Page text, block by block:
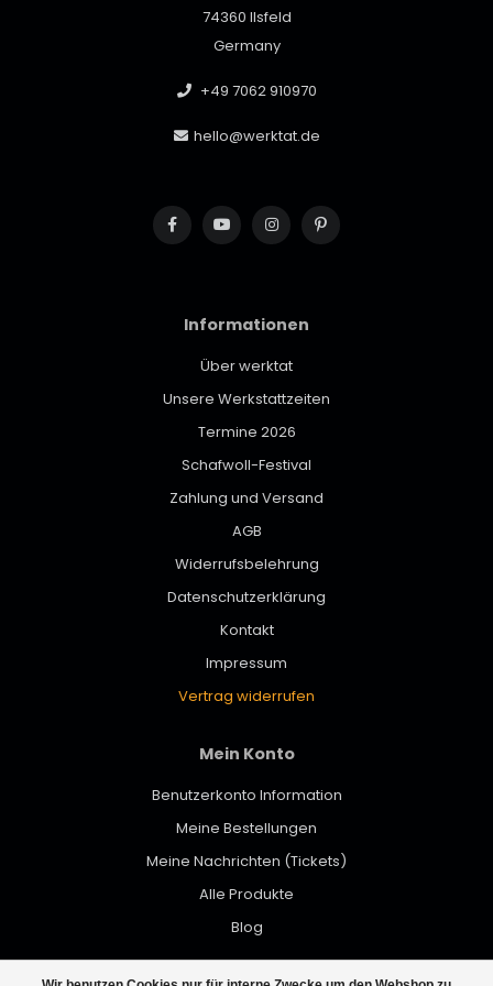
74360 Ilsfeld
Germany
+49 7062 910970
hello@werktat.de
Informationen
Über werktat
Unsere Werkstattzeiten
Termine 2026
Schafwoll-Festival
Zahlung und Versand
AGB
Widerrufsbelehrung
Datenschutzerklärung
Kontakt
Impressum
Vertrag widerrufen
Mein Konto
Benutzerkonto Information
Meine Bestellungen
Meine Nachrichten (Tickets)
Alle Produkte
Blog